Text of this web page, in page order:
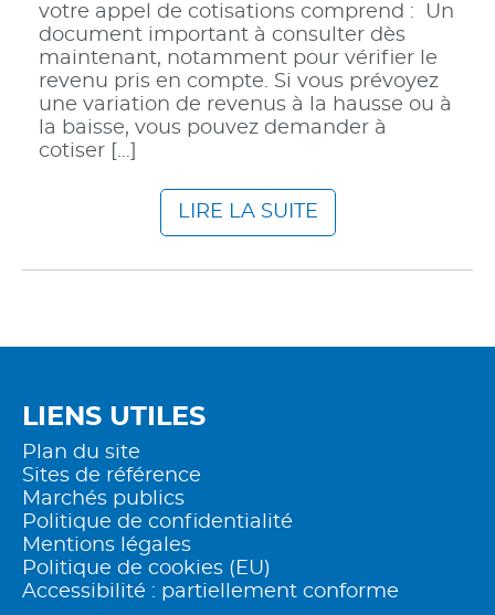
votre appel de cotisations comprend : Un
document important à consulter dès
maintenant, notamment pour vérifier le
revenu pris en compte. Si vous prévoyez
une variation de revenus à la hausse ou à
la baisse, vous pouvez demander à
cotiser […]
LIRE LA SUITE
LIENS UTILES
Plan du site
Sites de référence
Marchés publics
Politique de confidentialité
Mentions légales
Politique de cookies (EU)
Accessibilité : partiellement conforme